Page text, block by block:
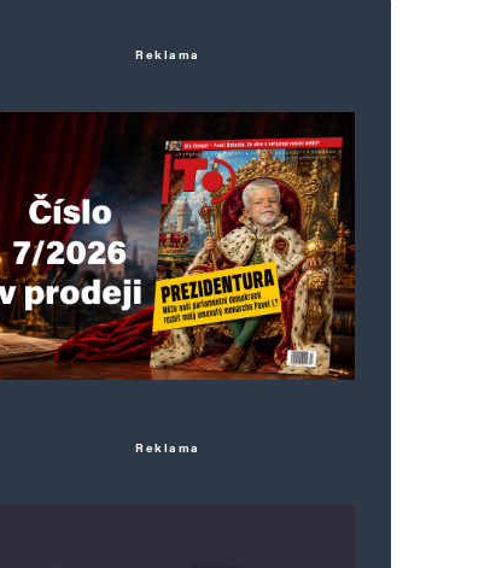
Reklama
Reklama